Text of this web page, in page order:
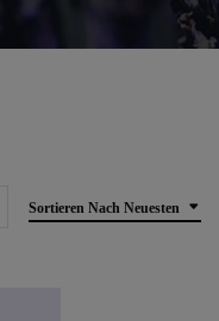
Sortieren Nach Neuesten